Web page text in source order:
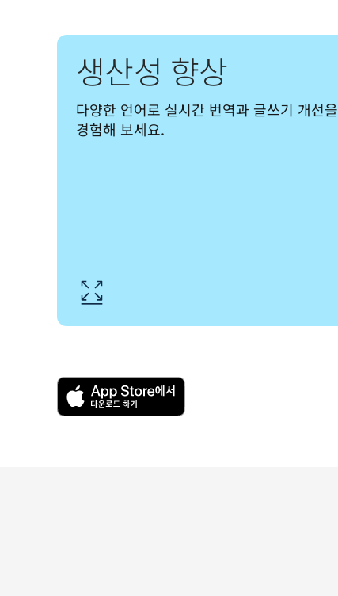
생산성 향상
다양한 언어로 실시간 번역과 글쓰기 개선을
경험해 보세요.